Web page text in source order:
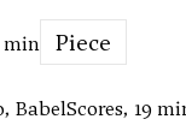
min Piece
BabelScores, 19